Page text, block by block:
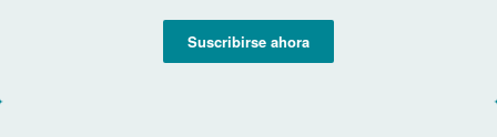
Suscribirse ahora